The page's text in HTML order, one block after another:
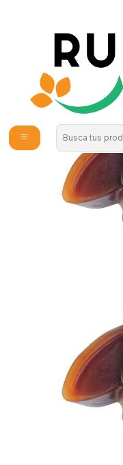
Envío gratis por
Jabón en barra